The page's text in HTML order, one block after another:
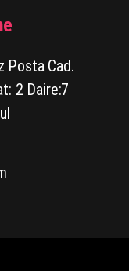
Posta Cad.
2 Daire:7